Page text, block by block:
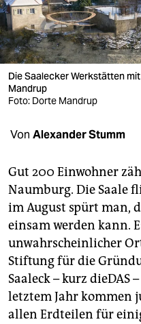
verlag
verlag
veranstaltungen
shop
fragen & hilfe
abo
genossenschaft
epaper login
Die Saalecker Werkstätten
Mandrup
Foto: Dorte Mandrup
Von Alexander Stumm
Gut 200 Einwohner
Naumburg. Die Saale
im August spürt man,
einsam werden kann.
unwahrscheinlicher
Stiftung für die
Saaleck – kurz dieDAS
letztem Jahr kommen
allen Erdteilen für